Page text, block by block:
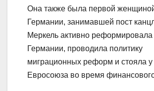
Она также была первой
Германии, занимавшей пост
Меркель активно реформировала
Германии, проводила политику
миграционных реформ и стояла у
Евросоюза во время